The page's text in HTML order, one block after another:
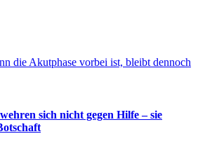
sich nicht gegen Hilfe – sie